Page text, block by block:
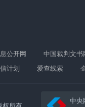
公开网 中国裁判文书
计划 爱查线索
权所有
中央